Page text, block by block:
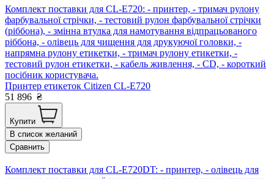
Комплект поставки для CL-E720: - принтер, - тримач рулону
фарбувальної стрічки, - тестовий рулон фарбувальної стрічки
(ріббона), - змінна втулка для намотування відпрацьованого
ріббона, - олівець для чищення для друкуючої головки, -
напрямна рулону етикетки, - тримач рулону етикетки, -
тестовий рулон етикетки, - кабель живлення, - CD, - короткий
посібник користувача.
Принтер етикеток Citizen CL-E720
51 896 ₴
Купити
В список желаний
Сравнить
Комплект поставки для CL-E720DT: - принтер, - олівець для